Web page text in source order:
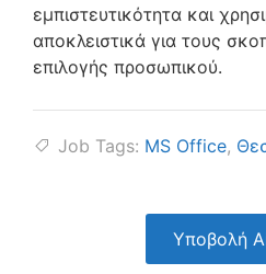
εμπιστευτικότητα και
αποκλειστικά για τους
επιλογής προσωπικού.
Job Tags: MS Office,
Υποβολή